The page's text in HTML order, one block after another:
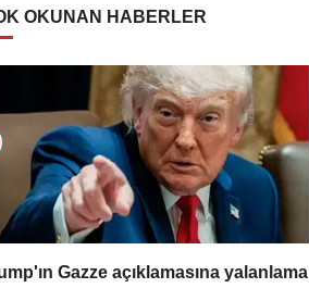
OKUNAN HABERLER
Gazze açıklamasına yalanlama